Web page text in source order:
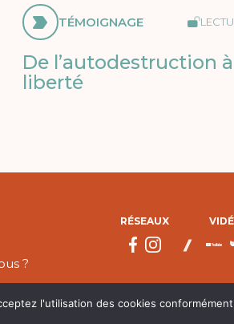
TÉMOIGNAGE
De l’autodestruction
liberté
?
RÉSEAUX
l'utilisation des cookies